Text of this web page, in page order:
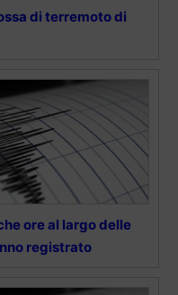
di terremoto di
ore al largo delle
registrato